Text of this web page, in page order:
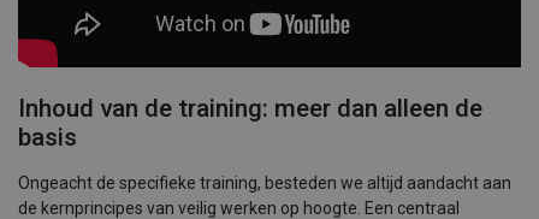
Inhoud van de training: meer dan alleen de
basis
Ongeacht de specifieke training, besteden we altijd aandacht aan
de kernprincipes van veilig werken op hoogte. Een centraal